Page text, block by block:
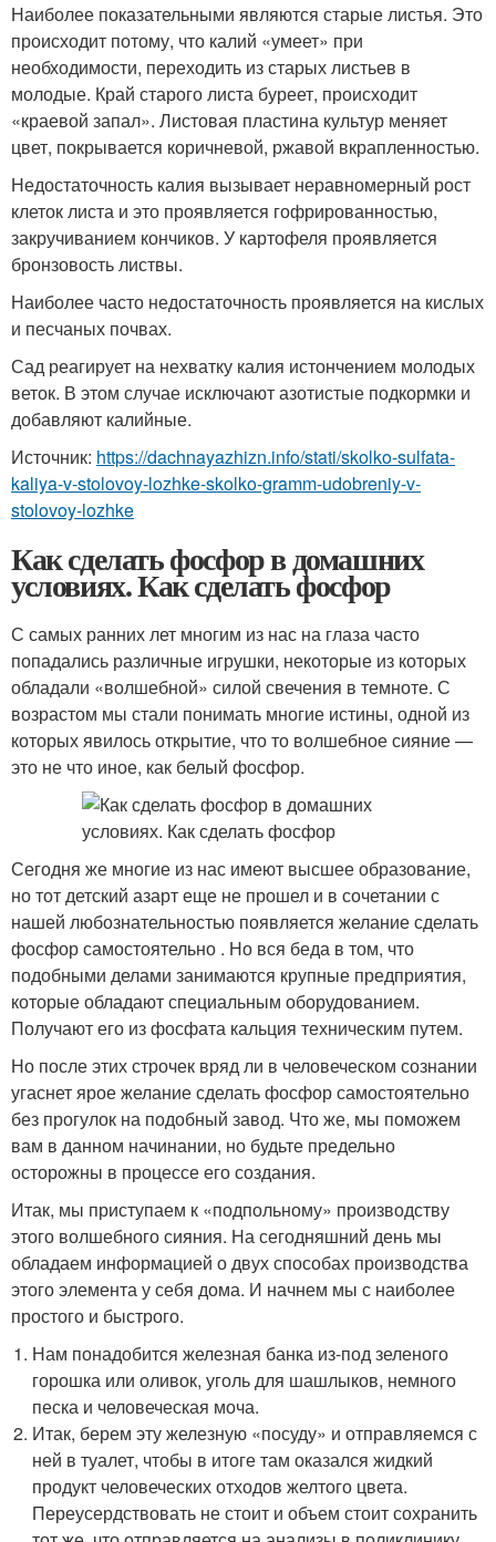
Наиболее показательными являются старые листья. Это
происходит потому, что калий «умеет» при
необходимости, переходить из старых листьев в
молодые. Край старого листа буреет, происходит
«краевой запал». Листовая пластина культур меняет
цвет, покрывается коричневой, ржавой вкрапленностью.
Недостаточность калия вызывает неравномерный рост
клеток листа и это проявляется гофрированностью,
закручиванием кончиков. У картофеля проявляется
бронзовость листвы.
Наиболее часто недостаточность проявляется на кислых
и песчаных почвах.
Сад реагирует на нехватку калия истончением молодых
веток. В этом случае исключают азотистые подкормки и
добавляют калийные.
Источник: https://dachnayazhizn.info/stati/skolko-sulfata-
kaliya-v-stolovoy-lozhke-skolko-gramm-udobreniy-v-
stolovoy-lozhke
Как сделать фосфор в домашних
условиях. Как сделать фосфор
С самых ранних лет многим из нас на глаза часто
попадались различные игрушки, некоторые из которых
обладали «волшебной» силой свечения в темноте. С
возрастом мы стали понимать многие истины, одной из
которых явилось открытие, что то волшебное сияние —
это не что иное, как белый фосфор.
Сегодня же многие из нас имеют высшее образование,
но тот детский азарт еще не прошел и в сочетании с
нашей любознательностью появляется желание сделать
фосфор самостоятельно . Но вся беда в том, что
подобными делами занимаются крупные предприятия,
которые обладают специальным оборудованием.
Получают его из фосфата кальция техническим путем.
Но после этих строчек вряд ли в человеческом сознании
угаснет ярое желание сделать фосфор самостоятельно
без прогулок на подобный завод. Что же, мы поможем
вам в данном начинании, но будьте предельно
осторожны в процессе его создания.
Итак, мы приступаем к «подпольному» производству
этого волшебного сияния. На сегодняшний день мы
обладаем информацией о двух способах производства
этого элемента у себя дома. И начнем мы с наиболее
простого и быстрого.
Нам понадобится железная банка из-под зеленого
горошка или оливок, уголь для шашлыков, немного
песка и человеческая моча.
Итак, берем эту железную «посуду» и отправляемся с
ней в туалет, чтобы в итоге там оказался жидкий
продукт человеческих отходов желтого цвета.
Переусердствовать не стоит и объем стоит сохранить